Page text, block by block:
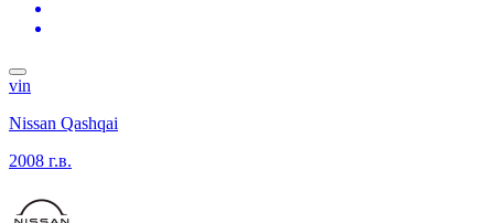
vin
Nissan Qashqai
2008 г.в.